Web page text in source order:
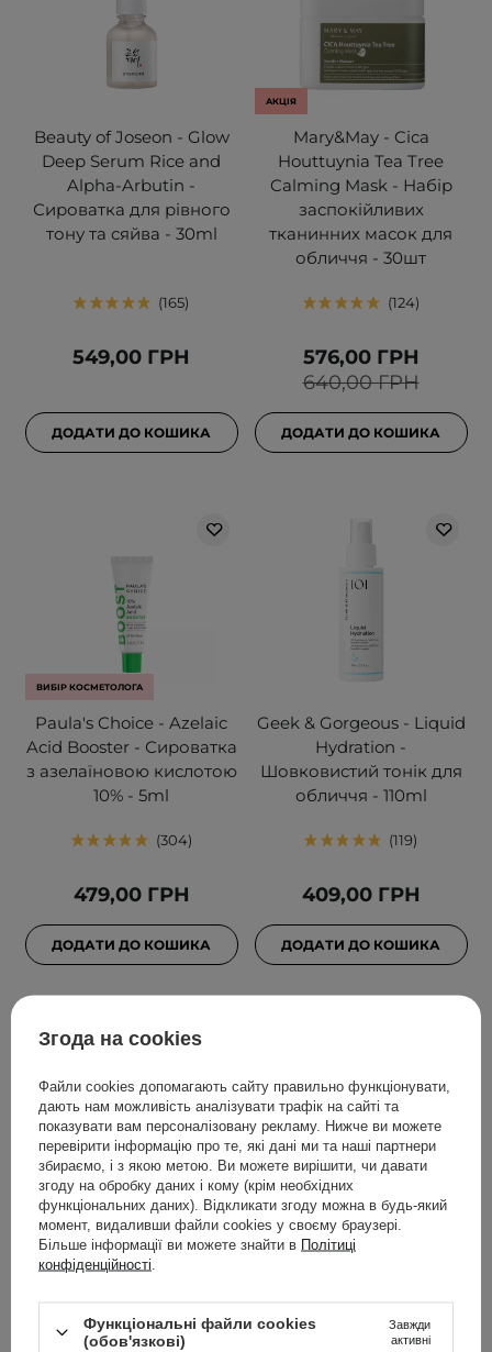
Beauty of Joseon - Glow
Deep Serum Rice and
Alpha-Arbutin -
Сироватка для рівного
тону та сяйва - 30ml
165
549,00 ГРН
ДОДАТИ ДО КОШИКА
АКЦІЯ
Mary&May - Cica
Houttuynia Tea Tree
Calming Mask - Набір
заспокійливих
тканинних масок для
обличчя - 30шт
124
640,00 ГРН
576,00 ГРН
ДОДАТИ ДО КОШИКА
ВИБІР КОСМЕТОЛОГА
Paula's Choice - Azelaic
Acid Booster - Сироватка
з азелаїновою кислотою
10% - 5ml
304
479,00 ГРН
ДОДАТИ ДО КОШИКА
Geek & Gorgeous - Liquid
Hydration -
Шовковистий тонік для
обличчя - 110ml
119
409,00 ГРН
ДОДАТИ ДО КОШИКА
ВИБІР КОСМЕТОЛОГА
SKIN1004 - Madagascar
Centella Cream -
Mary&May - Niacinamide
Vitamin C Brightening
освітлювальних масок
для бличчя - 30шт
Згода на cookies
Файли cookies допомагають сайту правильно функціонувати,
дають нам можливість аналізувати трафік на сайті та
показувати вам персоналізовану рекламу. Нижче ви можете
перевірити інформацію про те, які дані ми та наші партнери
збираємо, і з якою метою. Ви можете вирішити, чи давати
згоду на обробку даних і кому (крім необхідних
функціональних даних). Відкликати згоду можна в будь-який
момент, видаливши файли cookies у своєму браузері.
Більше інформації ви можете знайти в Політиці
конфіденційності
Функціональні файли cookies
(обов'язкові)
Завжди
активні